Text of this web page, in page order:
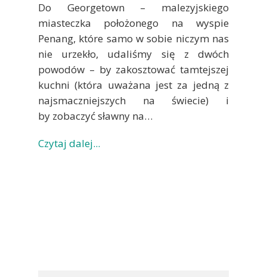
Do Georgetown – malezyjskiego
miasteczka położonego na wyspie
Penang, które samo w sobie niczym nas
nie urzekło, udaliśmy się z dwóch
powodów – by zakosztować tamtejszej
kuchni (która uważana jest za jedną z
najsmaczniejszych na świecie) i
by zobaczyć sławny na…
Czytaj dalej...